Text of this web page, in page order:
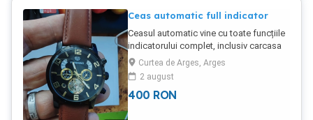
Ceas automatic full indicator
Ceasul automatic vine cu toate funcțiile
indicatorului complet, inclusiv carcasa
de culoare neagră și afișaj analog.
Acesta este nou, perfect pentru cei care
apreciază designul clasic și precizia
ceasornicăriei.i
Curtea de Arges, Arges
2 august
400 RON